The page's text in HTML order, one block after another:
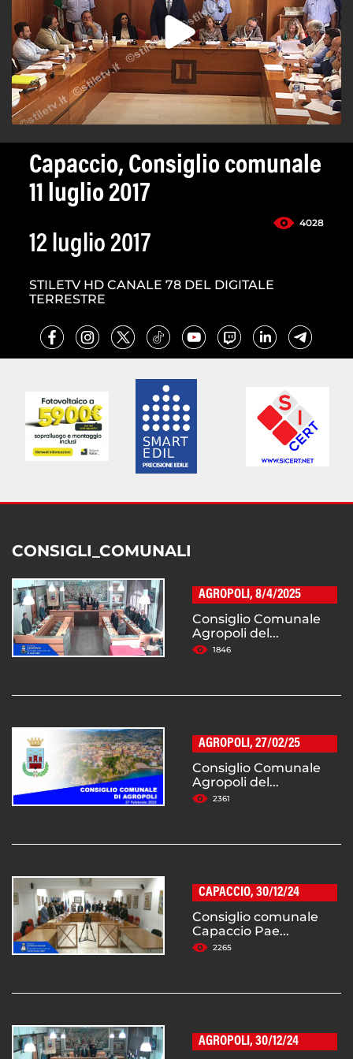
Capaccio, Consiglio comunale
11 luglio 2017
4028
12 luglio 2017
STILETV HD CANALE 78 DEL DIGITALE
TERRESTRE
CONSIGLI_COMUNALI
AGROPOLI, 8/4/2025
Consiglio Comunale
Agropoli del...
1846
AGROPOLI, 27/02/25
Consiglio Comunale
Agropoli del...
2361
CAPACCIO, 30/12/24
Consiglio comunale
Capaccio Pae...
2265
AGROPOLI, 30/12/24